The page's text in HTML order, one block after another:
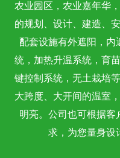
农业园区，农业嘉年华
的规划、设计、建造、
配套设施有外遮阳，内
统，加热升温系统，育
键控制系统，无土栽培
大跨度、大开间的温室
明亮。公司也可根据客
求，为您量身设